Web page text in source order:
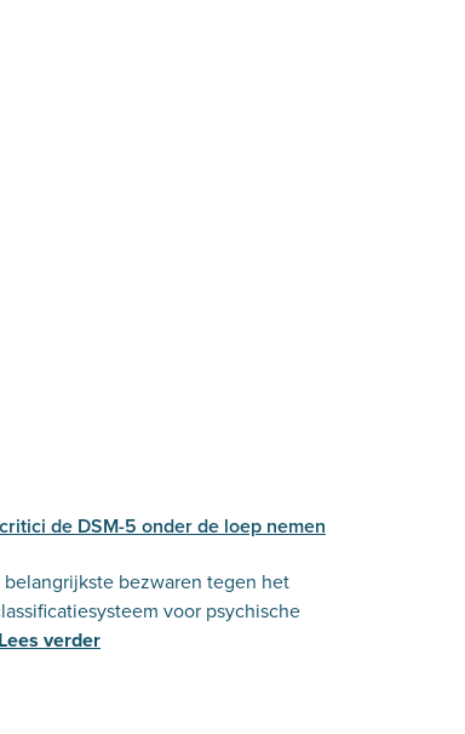
de DSM-5 onder de loep nemen
bezwaren tegen het
voor psychische
Lees verder